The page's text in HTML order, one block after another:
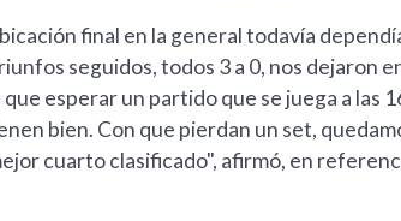
final en la general todavía
seguidos, todos 3 a 0, nos dejaron
esperar un partido que se juega a las
bien. Con que pierdan un set,
cuarto clasificado", afirmó, en